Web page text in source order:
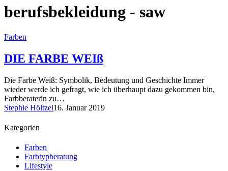
berufsbekleidung - saw
Farben
DIE FARBE WEIß
Die Farbe Weiß: Symbolik, Bedeutung und Geschichte Immer
wieder werde ich gefragt, wie ich überhaupt dazu gekommen bin,
Farbberaterin zu…
Stephie Höltzel16. Januar 2019
Kategorien
Farben
Farbtypberatung
Lifestyle